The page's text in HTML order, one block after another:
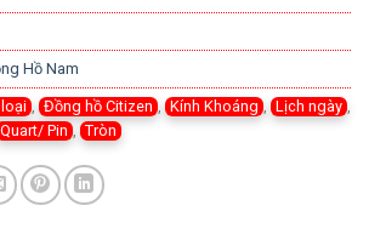
Hồ Nam
loại , Đồng hồ Citizen , Kính Khoáng , Lịch ngày ,
Quart/ Pin , Tròn